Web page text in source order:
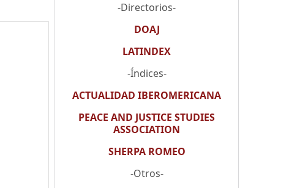
-Directorios-
DOAJ
LATINDEX
-Índices-
ACTUALIDAD IBEROMERICANA
PEACE AND JUSTICE STUDIES
ASSOCIATION
SHERPA ROMEO
-Otros-